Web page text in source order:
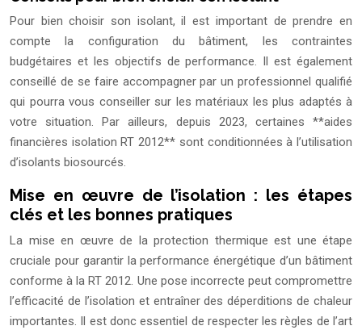
Pour bien choisir son isolant, il est important de prendre en
compte la configuration du bâtiment, les contraintes
budgétaires et les objectifs de performance. Il est également
conseillé de se faire accompagner par un professionnel qualifié
qui pourra vous conseiller sur les matériaux les plus adaptés à
votre situation. Par ailleurs, depuis 2023, certaines **aides
financières isolation RT 2012** sont conditionnées à l’utilisation
d’isolants biosourcés.
Mise en œuvre de l’isolation : les étapes
clés et les bonnes pratiques
La mise en œuvre de la protection thermique est une étape
cruciale pour garantir la performance énergétique d’un bâtiment
conforme à la RT 2012. Une pose incorrecte peut compromettre
l’efficacité de l’isolation et entraîner des déperditions de chaleur
importantes. Il est donc essentiel de respecter les règles de l’art